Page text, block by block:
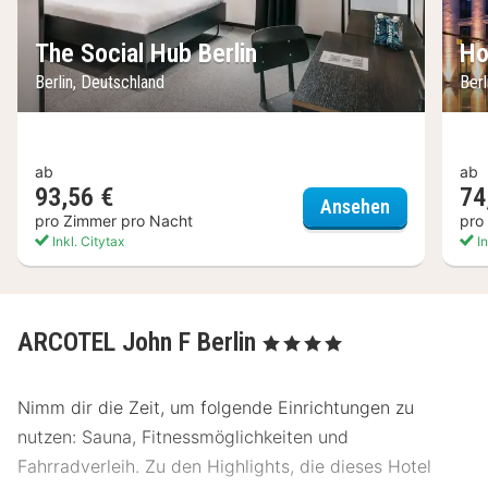
The Social Hub Berlin
Berlin, Deutschland
ab
93,56 €
pro Zimmer pro Nacht
Inkl. Citytax
Ansehen The Social
ab
pro
ARCOTEL John F Berlin , 4 Sterne
Nimm dir die Zeit, um folgende Einrichtungen zu
nutzen: Sauna, Fitnessmöglichkeiten und
Fahrradverleih. Zu den Highlights, die dieses Hotel